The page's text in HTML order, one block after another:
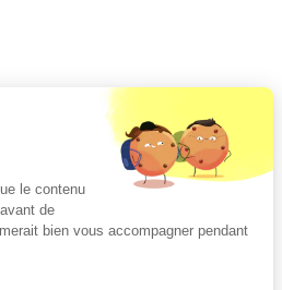
le contenu
de
bien vous accompagner pendant